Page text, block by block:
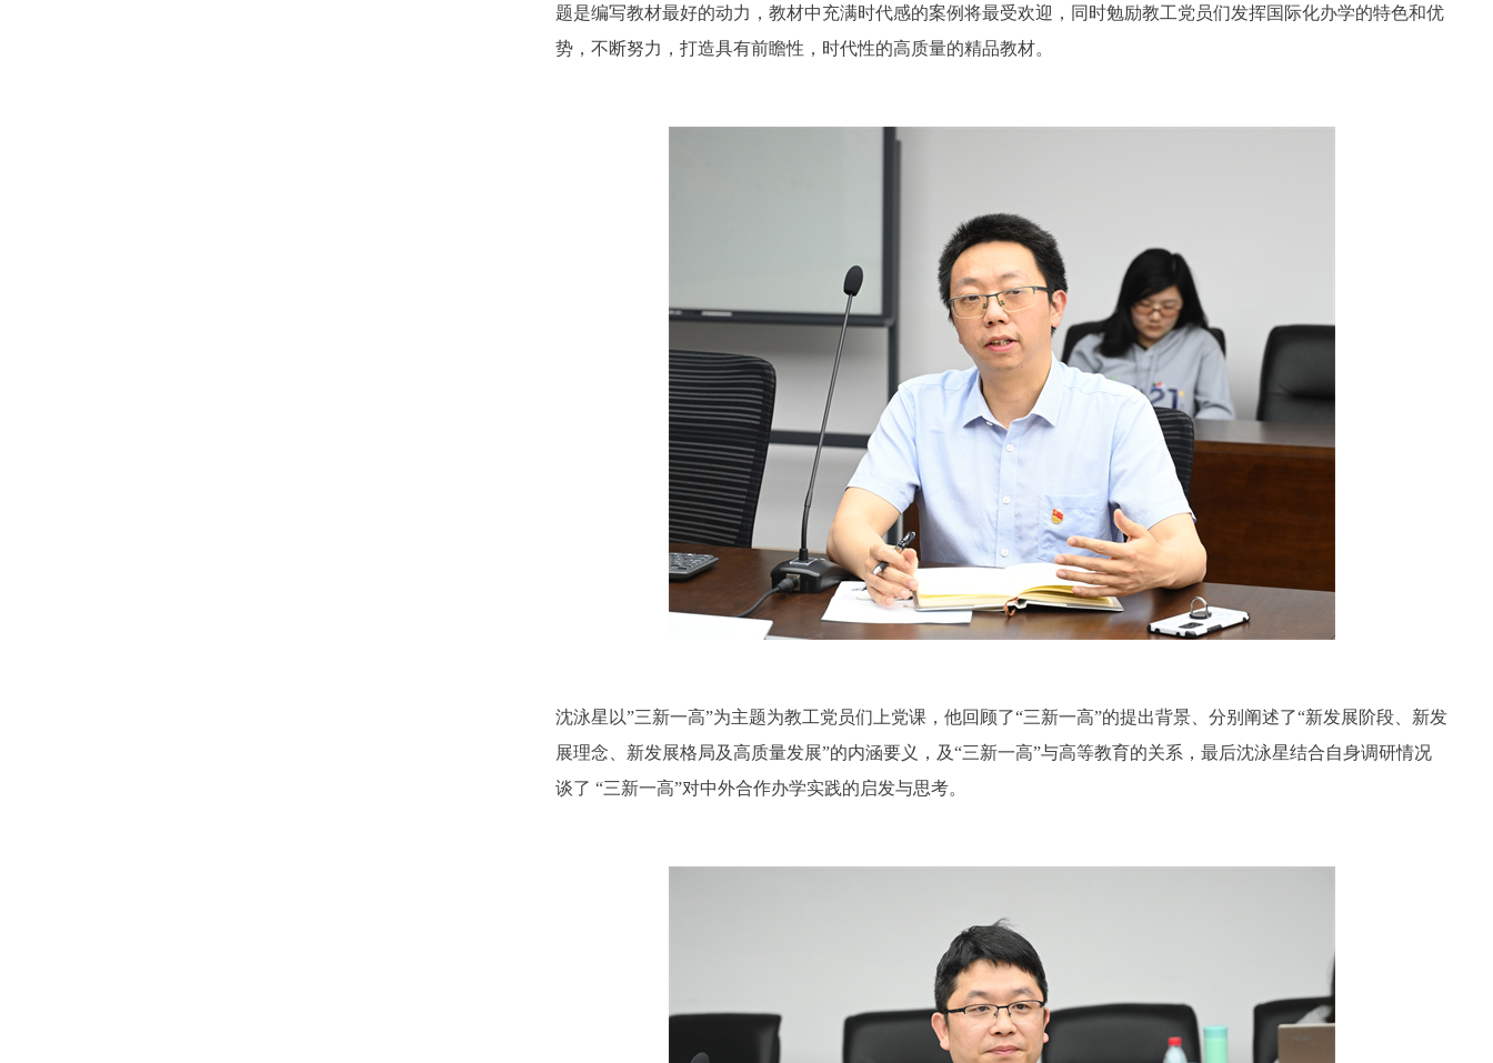
题是编写教材最好的动力，教材中充满时代感的案例将最受欢迎，同时勉励教工党员们发挥国际化办学的特色和优
势，不断努力，打造具有前瞻性，时代性的高质量的精品教材。
沈泳星以”三新一高”为主题为教工党员们上党课，他回顾了“三新一高”的提出背景、分别阐述了“新发展阶段、新发
展理念、新发展格局及高质量发展”的内涵要义，及“三新一高”与高等教育的关系，最后沈泳星结合自身调研情况
谈了 “三新一高”对中外合作办学实践的启发与思考。